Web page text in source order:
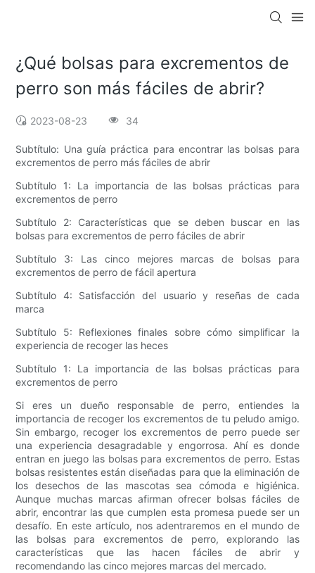
¿Qué bolsas para excrementos de
perro son más fáciles de abrir?
2023-08-23 34
Subtítulo: Una guía práctica para encontrar las bolsas para
excrementos de perro más fáciles de abrir
Subtítulo 1: La importancia de las bolsas prácticas para
excrementos de perro
Subtítulo 2: Características que se deben buscar en las
bolsas para excrementos de perro fáciles de abrir
Subtítulo 3: Las cinco mejores marcas de bolsas para
excrementos de perro de fácil apertura
Subtítulo 4: Satisfacción del usuario y reseñas de cada
marca
Subtítulo 5: Reflexiones finales sobre cómo simplificar la
experiencia de recoger las heces
Subtítulo 1: La importancia de las bolsas prácticas para
excrementos de perro
Si eres un dueño responsable de perro, entiendes la
importancia de recoger los excrementos de tu peludo amigo.
Sin embargo, recoger los excrementos de perro puede ser
una experiencia desagradable y engorrosa. Ahí es donde
entran en juego las bolsas para excrementos de perro. Estas
bolsas resistentes están diseñadas para que la eliminación de
los desechos de las mascotas sea cómoda e higiénica.
Aunque muchas marcas afirman ofrecer bolsas fáciles de
abrir, encontrar las que cumplen esta promesa puede ser un
desafío. En este artículo, nos adentraremos en el mundo de
las bolsas para excrementos de perro, explorando las
características que las hacen fáciles de abrir y
recomendando las cinco mejores marcas del mercado.